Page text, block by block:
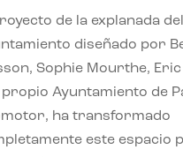
de la explanada del
diseñado por
Sophie Mourthe,
propio Ayuntamiento de
ha transformado
este espacio